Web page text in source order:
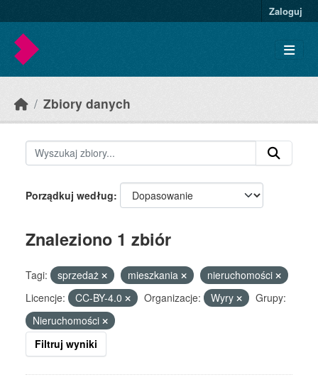
Zaloguj
Zbiory danych
Porządkuj według
Znaleziono 1 zbiór
Tagi: sprzedaż mieszkania
nieruchomości
Licencje:
CC-BY-4.0 Organizacje: Wyry
Grupy:
Nieruchomości
Filtruj wyniki